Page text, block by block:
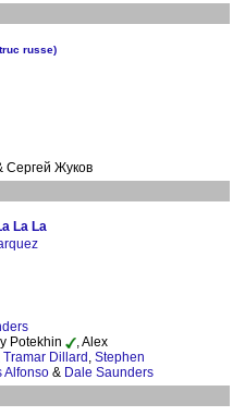
russe)
Сергей Жуков
La La
Potekhin
, Alex
Tramar Dillard , Stephen
Alfonso & Dale Saunders